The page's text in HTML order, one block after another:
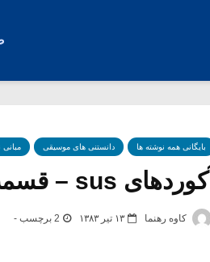
بایگانی همه نوشته ها دانستنی های موسیقی
آکوردهای sus – قسمت اول
کاوه رهنما ۱۳ تیر ۱۳۸۳ 2 برچسب -